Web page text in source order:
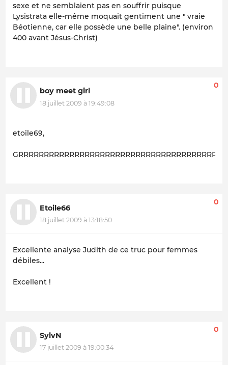
sexe et ne semblaient pas en souffrir puisque
Lysistrata elle-même moquait gentiment une " vraie
Béotienne, car elle possède une belle plaine". (environ
400 avant Jésus-Christ)
boy meet girl
18 juillet 2009 à 19:49:08
0
etoile69,
Etoile66
18 juillet 2009 à 13:18:50
0
Excellente analyse Judith de ce truc pour femmes
débiles...
Excellent !
SylvN
17 juillet 2009 à 19:00:34
0